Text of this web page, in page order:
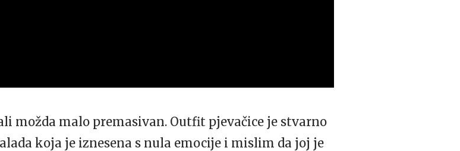
možda malo premasivan. Outfit pjevačice je stvarno
koja je iznesena s nula emocije i mislim da joj je